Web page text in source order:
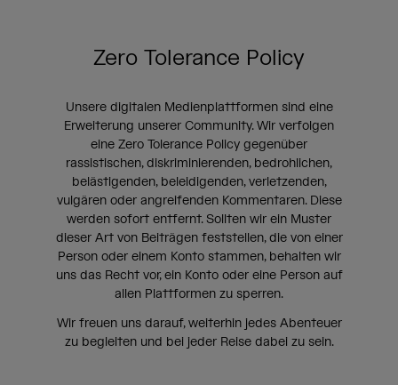
Zero Tolerance Policy
Unsere digitalen Medienplattformen sind eine
Erweiterung unserer Community. Wir verfolgen
eine Zero Tolerance Policy gegenüber
rassistischen, diskriminierenden, bedrohlichen,
belästigenden, beleidigenden, verletzenden,
vulgären oder angreifenden Kommentaren. Diese
werden sofort entfernt. Sollten wir ein Muster
dieser Art von Beiträgen feststellen, die von einer
Person oder einem Konto stammen, behalten wir
uns das Recht vor, ein Konto oder eine Person auf
allen Plattformen zu sperren.
Wir freuen uns darauf, weiterhin jedes Abenteuer
zu begleiten und bei jeder Reise dabei zu sein.